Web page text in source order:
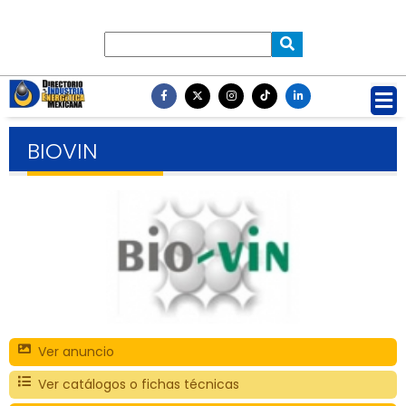
BIOVIN
Ver anuncio
Ver catálogos o fichas técnicas